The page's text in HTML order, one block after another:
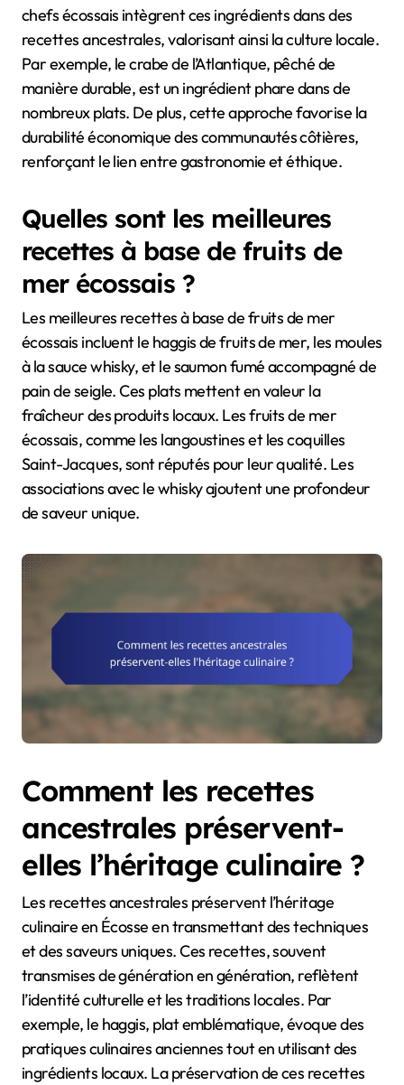
chefs écossais intègrent ces ingrédients dans des
recettes ancestrales, valorisant ainsi la culture locale.
Par exemple, le crabe de l’Atlantique, pêché de
manière durable, est un ingrédient phare dans de
nombreux plats. De plus, cette approche favorise la
durabilité économique des communautés côtières,
renforçant le lien entre gastronomie et éthique.
Quelles sont les meilleures
recettes à base de fruits de
mer écossais ?
Les meilleures recettes à base de fruits de mer
écossais incluent le haggis de fruits de mer, les moules
à la sauce whisky, et le saumon fumé accompagné de
pain de seigle. Ces plats mettent en valeur la
fraîcheur des produits locaux. Les fruits de mer
écossais, comme les langoustines et les coquilles
Saint-Jacques, sont réputés pour leur qualité. Les
associations avec le whisky ajoutent une profondeur
de saveur unique.
Comment les recettes
ancestrales préservent-
elles l’héritage culinaire ?
Les recettes ancestrales préservent l’héritage
culinaire en Écosse en transmettant des techniques
et des saveurs uniques. Ces recettes, souvent
transmises de génération en génération, reflètent
l’identité culturelle et les traditions locales. Par
exemple, le haggis, plat emblématique, évoque des
pratiques culinaires anciennes tout en utilisant des
ingrédients locaux. La préservation de ces recettes